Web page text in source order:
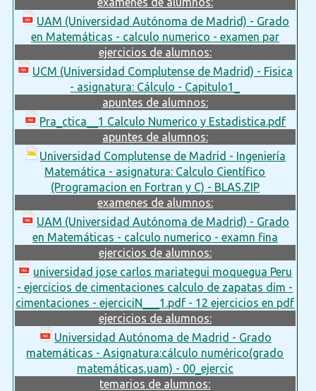
UAM (Universidad Autónoma de Madrid) - Grado
en Matemáticas - calculo numerico - examen par
ejercicios de alumnos:
UCM (Universidad Complutense de Madrid) - Fisica
- asignatura: Cálculo - Capitulo1_
apuntes de alumnos:
Pra_ctica__1 Calculo Numerico y Estadistica.pdf
apuntes de alumnos:
Universidad Complutense de Madrid - Ingeniería
Matemática - asignatura: Calculo Científico
(Programacion en Fortran y C) - BLAS.ZIP
examenes de alumnos:
UAM (Universidad Autónoma de Madrid) - Grado
en Matemáticas - calculo numerico - examn fina
ejercicios de alumnos:
universidad jose carlos mariategui moquegua Peru
- ejercicios de cimentaciones calculo de zapatas dim -
cimentaciones - ejerciciN___1.pdf - 12 ejercicios en pdf
ejercicios de alumnos:
Universidad Autónoma de Madrid - Grado
matemáticas - Asignatura:cálculo numérico(grado
matemáticas,uam) - 00_ejercic
temarios de alumnos: